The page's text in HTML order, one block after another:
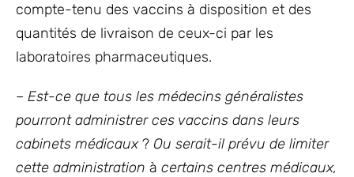
compte-tenu des vaccins à disposition et des
quantités de livraison de ceux-ci par les
laboratoires pharmaceutiques.
– Est-ce que tous les médecins généralistes
pourront administrer ces vaccins dans leurs
cabinets médicaux? Ou serait-il prévu de limiter
cette administration à certains centres médicaux,